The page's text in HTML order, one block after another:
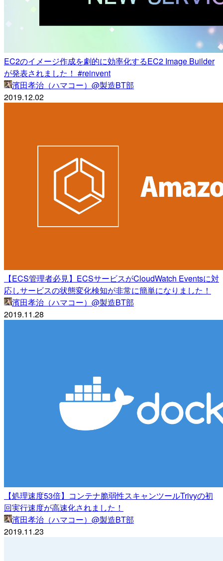
EC2のイメージ作成を劇的に効率化するEC2 Image Builder
が発表されました！ #reinvent
濱田孝治（ハマコー）@製造BT部
2019.12.02
【ECS管理者必見】ECSサービスがCloudWatch Eventsに対
応しサービスの状態変化検知が非常に簡単になりました！
濱田孝治（ハマコー）@製造BT部
2019.11.28
【処理速度53倍】コンテナ脆弱性スキャンツールTrivyの初
回実行速度が高速化されました！
濱田孝治（ハマコー）@製造BT部
2019.11.23